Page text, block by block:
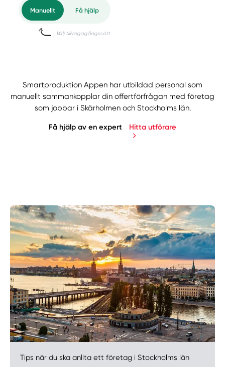
Manuellt Få hjälp
Välj tillvägagångssätt
Smartproduktion Appen har utbildad personal som
manuellt sammankopplar din offertförfrågan med företag
som jobbar i Skärholmen och Stockholms län.
Få hjälp av en expert Hitta utförare
Tips när du ska anlita ett företag i Stockholms län